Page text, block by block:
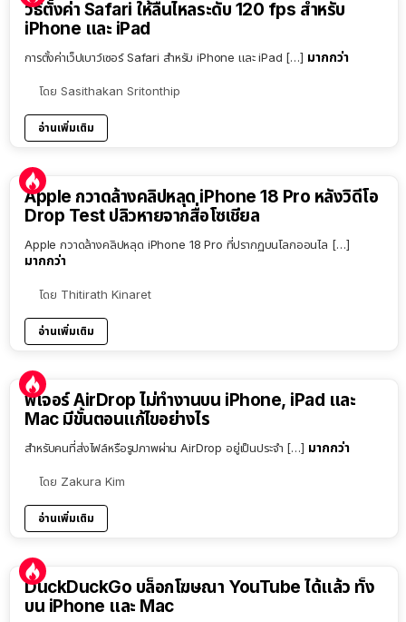
วิธีตั้งค่า Safari ให้ลื่นไหลระดับ 120 fps สำหรับ
iPhone และ iPad
การตั้งค่าเว็ปเบาว์เซอร์ Safari สำหรับ iPhone และ iPad […] มากกว่า
โดย Sasithakan Sritonthip
อ่านเพิ่มเติม
Apple กวาดล้างคลิปหลุด iPhone 18 Pro หลังวิดีโอ
Drop Test ปลิวหายจากสื่อโซเชียล
Apple กวาดล้างคลิปหลุด iPhone 18 Pro ที่ปรากฏบนโลกออนไล […]
มากกว่า
โดย Thitirath Kinaret
อ่านเพิ่มเติม
ฟีเจอร์ AirDrop ไม่ทำงานบน iPhone, iPad และ
Mac มีขั้นตอนแก้ไขอย่างไร
สำหรับคนที่ส่งไฟล์หรือรูปภาพผ่าน AirDrop อยู่เป็นประจำ […] มากกว่า
โดย Zakura Kim
อ่านเพิ่มเติม
DuckDuckGo บล็อกโฆษณา YouTube ได้แล้ว ทั้ง
บน iPhone และ Mac